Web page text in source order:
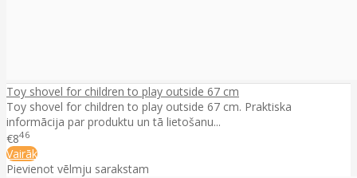
Toy shovel for children to play outside 67 cm
Toy shovel for children to play outside 67 cm. Praktiska
informācija par produktu un tā lietošanu...
€846
Vairāk
Pievienot vēlmju sarakstam